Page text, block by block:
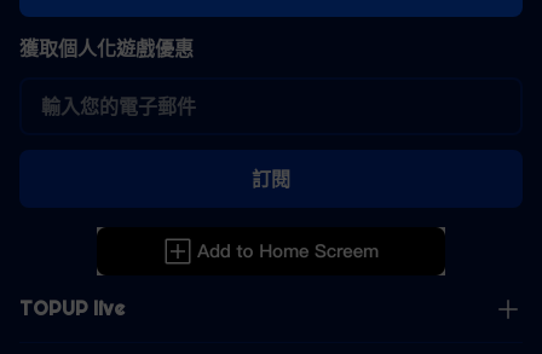
TOPUP live
獲取個人化遊戲優惠
訂閱